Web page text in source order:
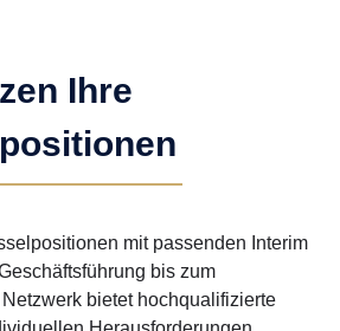
Ihre
mit passenden Interim
bis zum
bietet hochqualifizierte